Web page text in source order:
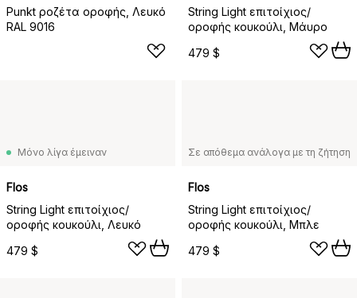
Punkt ροζέτα οροφής, Λευκό
RAL 9016
String Light επιτοίχιος/
οροφής κουκούλι, Μάυρο
479 $
Μόνο λίγα έμειναν
Flos
String Light επιτοίχιος/
οροφής κουκούλι, Λευκό
479 $
Σε απόθεμα ανάλογα με τη ζήτηση
Flos
String Light επιτοίχιος/
οροφής κουκούλι, Μπλε
479 $